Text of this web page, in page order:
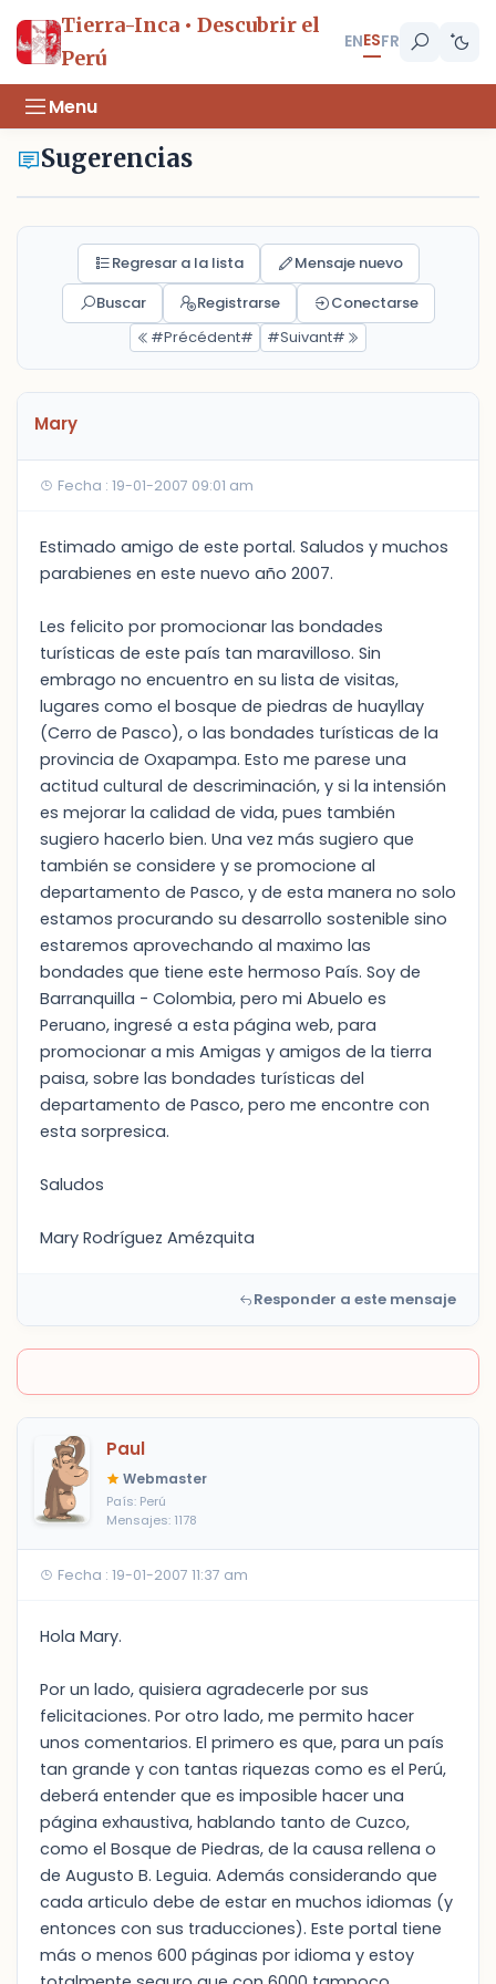
Tierra-Inca • Descubrir el
Perú
ENESFR
Menu
Sugerencias
Regresar a la lista
Mensaje nuevo
Buscar
Registrarse
Conectarse
#Précédent#
#Suivant#
Mary
Fecha : 19-01-2007 09:01 am
Estimado amigo de este portal. Saludos y muchos
parabienes en este nuevo año 2007.
Les felicito por promocionar las bondades
turísticas de este país tan maravilloso. Sin
embrago no encuentro en su lista de visitas,
lugares como el bosque de piedras de huayllay
(Cerro de Pasco), o las bondades turísticas de la
provincia de Oxapampa. Esto me parese una
actitud cultural de descriminación, y si la intensión
es mejorar la calidad de vida, pues también
sugiero hacerlo bien. Una vez más sugiero que
también se considere y se promocione al
departamento de Pasco, y de esta manera no solo
estamos procurando su desarrollo sostenible sino
estaremos aprovechando al maximo las
bondades que tiene este hermoso País. Soy de
Barranquilla - Colombia, pero mi Abuelo es
Peruano, ingresé a esta página web, para
promocionar a mis Amigas y amigos de la tierra
paisa, sobre las bondades turísticas del
departamento de Pasco, pero me encontre con
esta sorpresica.
Saludos
Mary Rodríguez Amézquita
Responder a este mensaje
Paul
Webmaster
País: Perú
Mensajes: 1178
Fecha : 19-01-2007 11:37 am
Hola Mary.
Por un lado, quisiera agradecerle por sus
felicitaciones. Por otro lado, me permito hacer
unos comentarios. El primero es que, para un país
tan grande y con tantas riquezas como es el Perú,
deberá entender que es imposible hacer una
página exhaustiva, hablando tanto de Cuzco,
como el Bosque de Piedras, de la causa rellena o
de Augusto B. Leguia. Además considerando que
cada articulo debe de estar en muchos idiomas (y
entonces con sus traducciones). Este portal tiene
más o menos 600 páginas por idioma y estoy